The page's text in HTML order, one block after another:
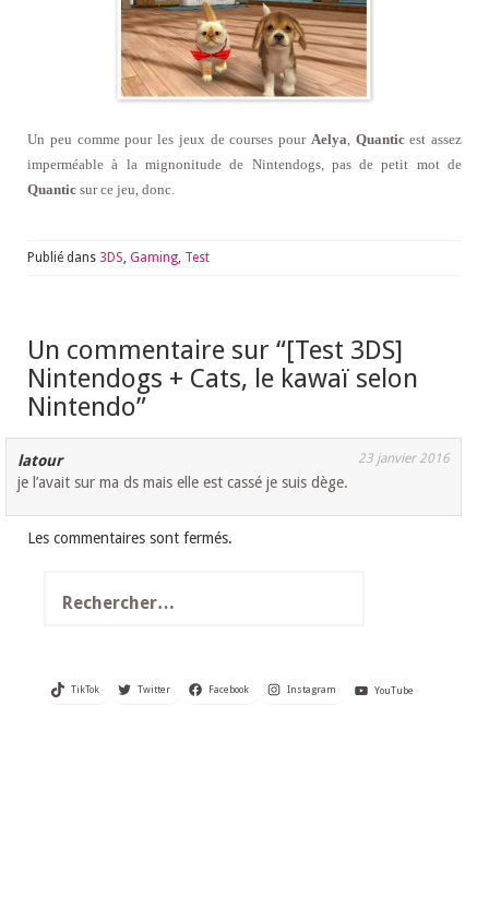
Un peu comme pour les jeux de courses pour Aelya, Quanticest assez
imperméable à la mignonitude de Nintendogs, pas de petit mot de
Quantic sur ce jeu, donc.
Publié dans 3DS, Gaming, Test
Un commentaire sur “[Test 3DS]
Nintendogs + Cats, le kawaï selon
Nintendo”
latour 23 janvier 2016
je l’avait sur ma ds mais elle est cassé je suis dège.
Les commentaires sont fermés.
TikTok Twitter Facebook Instagram YouTube